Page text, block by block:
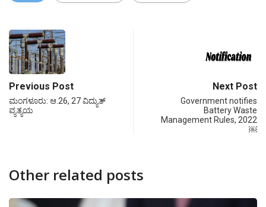
Previous Post
ಮಂಗಳೂರು: ಆ.26, 27 ವಿದ್ಯುತ್
ವ್ಯತ್ಯಯ
Next Post
Government notifies
Battery Waste
Management Rules, 2022
￼
Other related posts